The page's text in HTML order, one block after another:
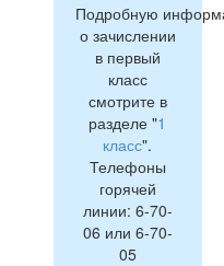
Подробную
о зачислении
в первый
класс
смотрите в
разделе "1
класс".
Телефоны
горячей
линии: 6-70-
06 или 6-70-
05